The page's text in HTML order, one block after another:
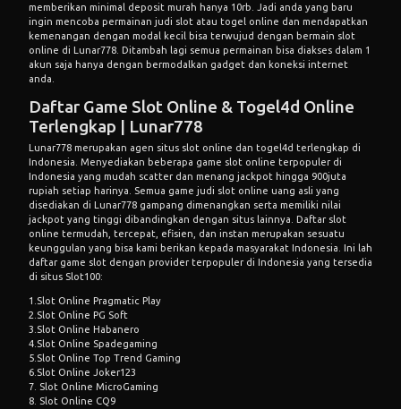
memberikan minimal deposit murah hanya 10rb. Jadi anda yang baru
ingin mencoba permainan judi slot atau togel online dan mendapatkan
kemenangan dengan modal kecil bisa terwujud dengan bermain slot
online di Lunar778. Ditambah lagi semua permainan bisa diakses dalam 1
akun saja hanya dengan bermodalkan gadget dan koneksi internet
anda.
Daftar Game Slot Online & Togel4d Online
Terlengkap | Lunar778
Lunar778 merupakan agen situs slot online dan togel4d terlengkap di
Indonesia. Menyediakan beberapa game slot online terpopuler di
Indonesia yang mudah scatter dan menang jackpot hingga 900juta
rupiah setiap harinya. Semua game judi slot online uang asli yang
disediakan di
Lunar778 gampang dimenangkan serta memiliki nilai
jackpot yang tinggi dibandingkan dengan situs lainnya. Daftar slot
online termudah, tercepat, efisien, dan instan merupakan sesuatu
keunggulan yang bisa kami berikan kepada masyarakat Indonesia. Ini lah
daftar game slot dengan provider terpopuler di Indonesia yang tersedia
di situs Slot100:
1.Slot Online Pragmatic Play
2.Slot Online PG Soft
3.Slot Online Habanero
4.Slot Online Spadegaming
5.Slot Online Top Trend Gaming
6.Slot Online Joker123
7. Slot Online MicroGaming
8. Slot Online CQ9